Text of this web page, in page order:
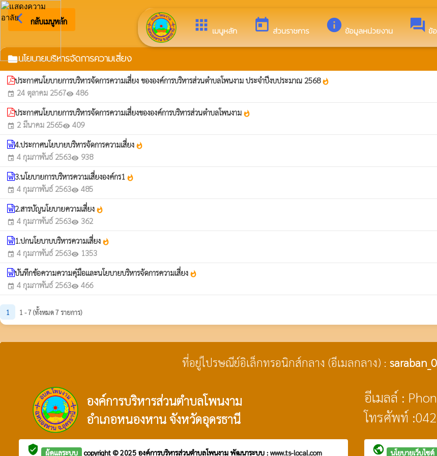
apps เมนูหลัก today ส่วนราชการ info ข้อมูลหน่วยงาน forum ข้
arrow_back_ios กลับเมนูหลัก ยินดีต้อนรับสู่เว็บไซต์ของ องค์การบริหารส่วนตำบลโพนงาม
folderนโยบายบริหารจัดการความเสี่ยง
ประกาศนโยบายการบริหารจัดการความเสี่ยง ขององค์การบริหารส่วนตำบลโพนงาม ประจำปีงบประมาณ 2568whatshot
event 24 ตุลาคม 2567visibility 486
ประกาศนโยบายการบริหารจัดการความเสี่ยงขององค์การบริหารส่วนตำบลโพนงาม whatshot
event 2 มีนาคม 2565visibility 409
4.ประกาศนโยบายบริหารจัดการความเสี่ยง whatshot
event 4 กุมภาพันธ์ 2563visibility 938
3.นโยบายการบริหารความเสี่ยงองค์กร1 whatshot
event 4 กุมภาพันธ์ 2563visibility 485
2.สารบัญนโยบายความเสี่ยง whatshot
event 4 กุมภาพันธ์ 2563visibility 362
1.ปกนโยบาบบริหารความเสี่ยง whatshot
event 4 กุมภาพันธ์ 2563visibility 1353
บันทึกข้อความความคุ๋มือและนโยบายบริหารจัดการความเสี่ยง whatshot
event 4 กุมภาพันธ์ 2563visibility 466
1 1 - 7 (ทั้งหมด 7 รายการ)
ที่อยู่ไปรษณีย์อิเล็กทรอนิกส์กลาง (อีเมลกลาง) :
องค์การบริหารส่วนตำบลโพนงาม
อำเภอหนองหาน จังหวัดอุดรธานี
อีเมลล์ :
โทรศัพท์
verified_user ผู้ดูแลระบบ copyright © 2025 องค์การบริหารส่วนตำบลโพนงาม พัฒนาระบบ : www.ts-local.com public นโยบายเว็บไซต์